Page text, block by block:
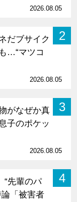
2026.08.05
2
だブサイク
…“マツコ
2026.08.05
3
がなぜか真
子のポケッ
2026.08.05
4
“先輩のパ
論「被害者